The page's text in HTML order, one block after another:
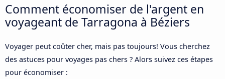
Comment économiser de l'argent en
voyageant de Tarragona à Béziers
Voyager peut coûter cher, mais pas toujours! Vous cherchez
des astuces pour voyages pas chers ? Alors suivez ces étapes
pour économiser :